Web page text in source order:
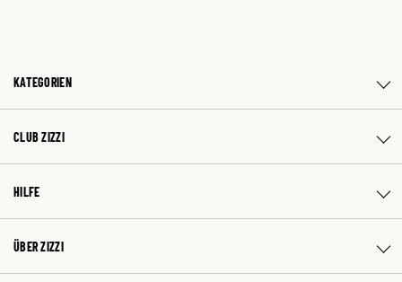
KATEGORIEN
CLUB ZIZZI
HILFE
ÜBER ZIZZI